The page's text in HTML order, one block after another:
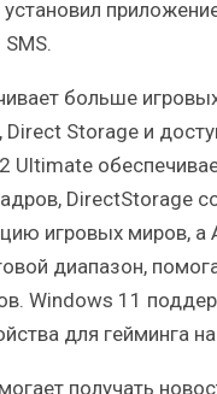
установил
больше
Direct Storage и
Ultimate
DirectStorage
игровых миров, а
диапазон,
Windows 11
для гейминга
получать